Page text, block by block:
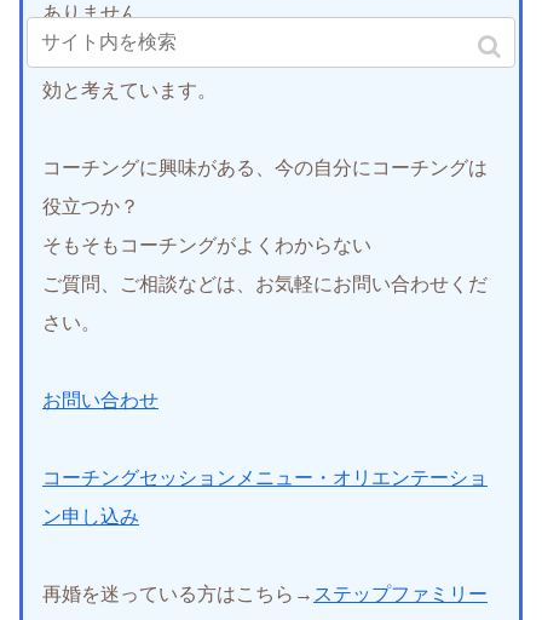
ありません。
また、明確な目標がない場合でも、コーチングは有
効と考えています。
コーチングに興味がある、今の自分にコーチングは
役立つか？
そもそもコーチングがよくわからない
ご質問、ご相談などは、お気軽にお問い合わせくだ
さい。
お問い合わせ
コーチングセッションメニュー・オリエンテーショ
ン申し込み
再婚を迷っている方はこちら→ ステップファミリー